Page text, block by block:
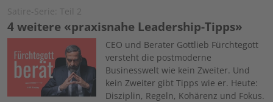
Satire-Serie: Teil 2
4 weitere «praxisnahe Leadership-Tipps»
CEO und Berater Gottlieb Fürchtegott
versteht die postmoderne
Businesswelt wie kein Zweiter. Und
kein Zweiter gibt Tipps wie er. Heute:
Disziplin, Regeln, Kohärenz und Fokus.